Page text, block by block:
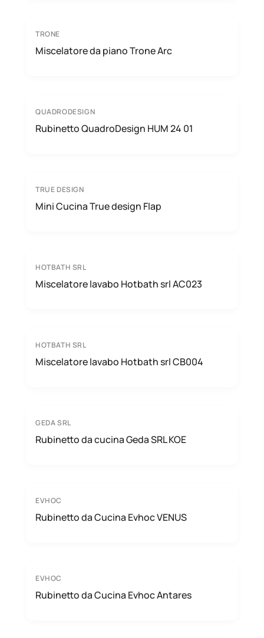
TRONE
Miscelatore da piano Trone Arc
QUADRODESIGN
Rubinetto QuadroDesign HUM 24 01
TRUE DESIGN
Mini Cucina True design Flap
HOTBATH SRL
Miscelatore lavabo Hotbath srl AC023
HOTBATH SRL
Miscelatore lavabo Hotbath srl CB004
GEDA SRL
Rubinetto da cucina Geda SRL KOE
EVHOC
Rubinetto da Cucina Evhoc VENUS
EVHOC
Rubinetto da Cucina Evhoc Antares